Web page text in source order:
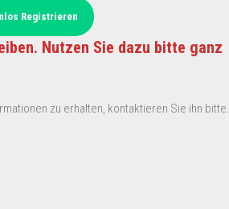
Registrieren
Nutzen Sie dazu bitte ganz
zu erhalten, kontaktieren Sie ihn bitte.